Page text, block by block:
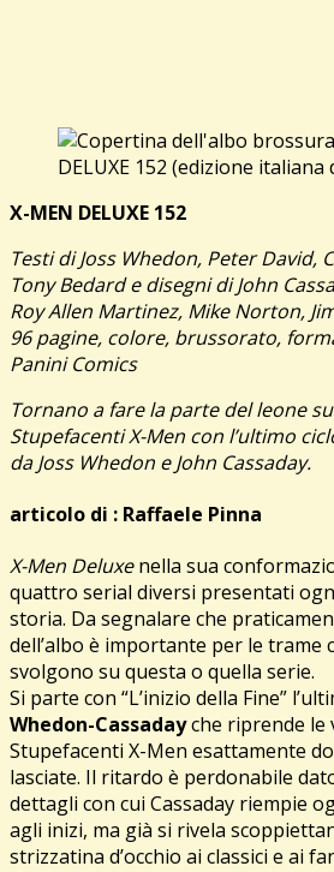
X-MEN DELUXE 152
Testi di Joss Whedon, Peter David,
Tony Bedard e disegni di John
Roy Allen Martinez, Mike Norton,
96 pagine, colore, brussorato,
Panini Comics
Tornano a fare la parte del leone
Stupefacenti X-Men con l’ultimo
da Joss Whedon e John Cassaday.
articolo di : Raffaele Pinna
X-Men Deluxenella sua
quattro serial diversi presentati
storia. Da segnalare che
dell’albo è importante per le trame
svolgono su questa o quella serie.
Si parte con “L’inizio della Fine”
Whedon-Cassadayche riprende le
Stupefacenti X-Men esattamente
lasciate. Il ritardo è perdonabile
dettagli con cui Cassaday riempie
agli inizi, ma già si rivela
strizzatina d’occhio ai classici e ai